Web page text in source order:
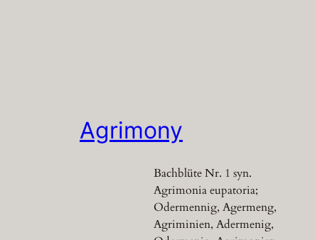
Agrimony
Bachblüte Nr. 1 syn.
Agrimonia eupatoria;
Odermennig, Agermeng,
Agriminien, Adermenig,